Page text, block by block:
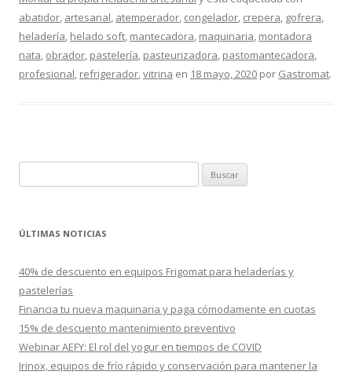
abatidor, artesanal, atemperador, congelador, crepera, gofrera,
heladería, helado soft, mantecadora, maquinaria, montadora
nata, obrador, pastelería, pasteurizadora, pastomantecadora,
profesional, refrigerador,vitrina en 18 mayo, 2020 por Gastromat.
u
c
r
ÚLTIMAS NOTICIAS
40% de descuento en equipos Frigomat para heladerías y
pastelerías
Financia tu nueva maquinaria y paga cómodamente en cuotas
15% de descuento mantenimiento preventivo
Webinar AEFY: El rol del yogur en tiempos de COVID
Irinox, equipos de frío rápido y conservación para mantener la